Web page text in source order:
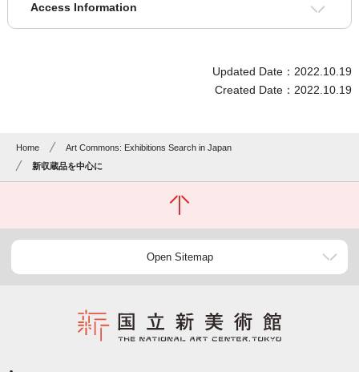
Access Information
Updated Date：2022.10.19
Created Date：2022.10.19
Home
Art Commons: Exhibitions Search in Japan
新収蔵品を中心に
Open Sitemap